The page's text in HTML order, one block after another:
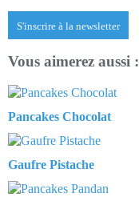
S'inscrire à la newsletter
Vous aimerez aussi :
Pancakes Chocolat
Gaufre Pistache